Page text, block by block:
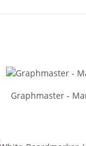
Graphmaster -